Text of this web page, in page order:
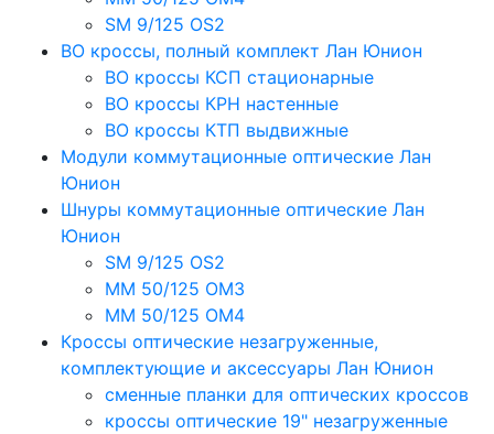
SM 9/125 OS2
ВО кроссы, полный комплект Лан Юнион
ВО кроссы КСП стационарные
ВО кроссы КРН настенные
ВО кроссы КТП выдвижные
Модули коммутационные оптические Лан
Юнион
Шнуры коммутационные оптические Лан
Юнион
SM 9/125 OS2
MM 50/125 OM3
MM 50/125 OM4
Кроссы оптические незагруженные,
комплектующие и аксессуары Лан Юнион
сменные планки для оптических кроссов
кроссы оптические 19" незагруженные